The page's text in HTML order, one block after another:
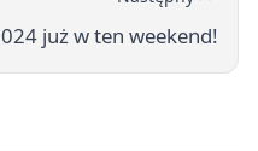
już w ten weekend!